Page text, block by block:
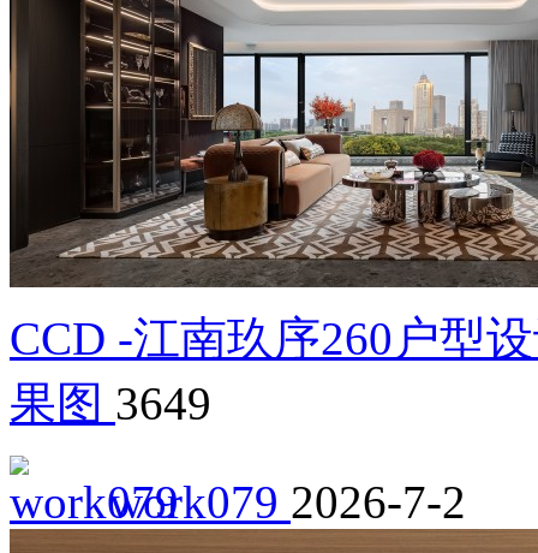
CCD -江南玖序260户型
果图 3649
work079 2026-7-2